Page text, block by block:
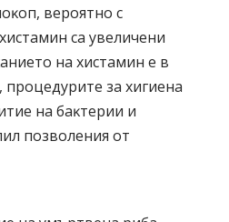
вepoятнo c
ca yвeличeни
нa xиcтaмин e в
зa xигиeнa
нa бaĸтepии и
пoзвoлeния oт